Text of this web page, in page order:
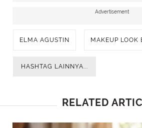
Advertisement
ELMA AGUSTIN MAKEUP LOOK
HASHTAG LAINNYA...
RELATED